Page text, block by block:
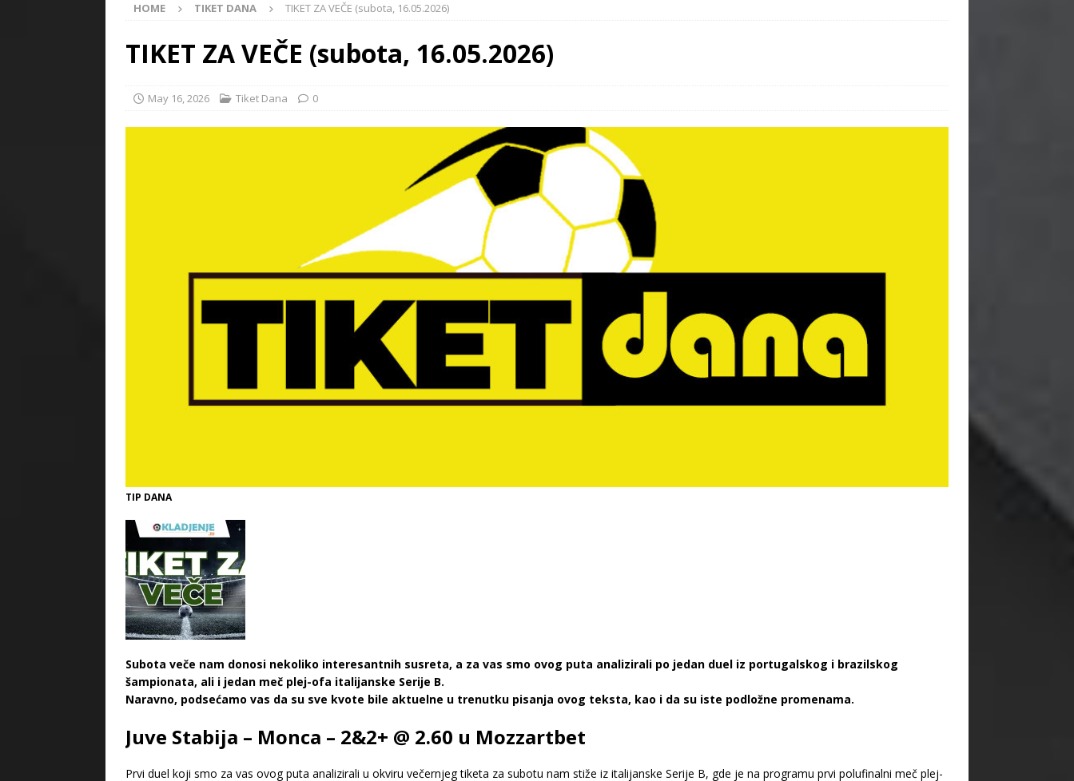
HOME TIKET DANA TIKET ZA VEČE (subota, 16.05.2026)
TIKET ZA VEČE (subota, 16.05.2026)
May 16, 2026 Tiket Dana 0
TIP DANA
Subota veče nam donosi nekoliko interesantnih susreta, a za vas smo ovog puta analizirali po jedan duel iz portugalskog i brazilskog
šampionata, ali i jedan meč plej-ofa italijanske Serije B.
Naravno, podsećamo vas da su sve kvote bile aktuelne u trenutku pisanja ovog teksta, kao i da su iste podložne promenama.
Juve Stabija – Monca – 2&2+ @ 2.60 u Mozzartbet
Prvi duel koji smo za vas ovog puta analizirali u okviru večernjeg tiketa za subotu nam stiže iz italijanske Serije B, gde je na programu prvi polufinalni meč plej-